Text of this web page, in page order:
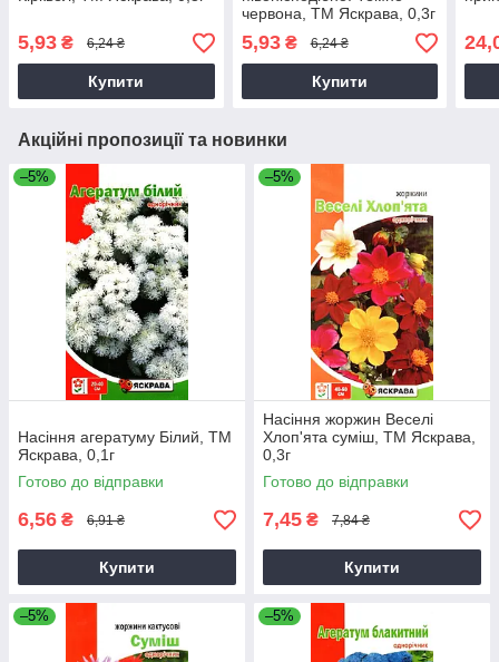
5,93 ₴ 6,24 ₴
Купити
червона, ТМ Яскрава, 0,3г
5,93₴ 6,24 ₴
Купити
Акційні пропозиції та новинки
–5%
Насіння агератуму Бiлий, ТМ
Яскрава, 0,1г
Готово до відправки
6,56 ₴ 6,91 ₴
Купити
–5%
Насіння жоржин Веселi
Хлоп'ята суміш, ТМ Яскрава,
0,3г
Готово до відправки
7,45 ₴ 7,84 ₴
Купити
–5% –5%